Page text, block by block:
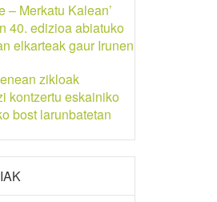
– Merkatu Kalean’
40. edizioa abiatuko
elkarteak gaur Irunen
zikloak
kontzertu eskainiko
bost larunbatetan